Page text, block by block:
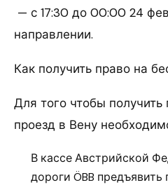
— с 17:30 до 00:00 24
направлении.
Как получить право на
Для того чтобы
проезд в Вену
В кассе Австрийской
дороги ÖBB